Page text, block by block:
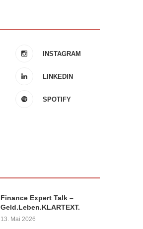
INSTAGRAM
LINKEDIN
SPOTIFY
Finance Expert Talk –
Geld.Leben.KLARTEXT.
13. Mai 2026